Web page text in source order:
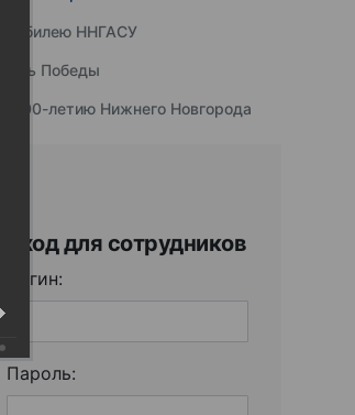
К юбилею ННГАСУ
День Победы
К 800-летию Нижнего Новгорода
Вход для сотрудников
Логин:
Пароль: